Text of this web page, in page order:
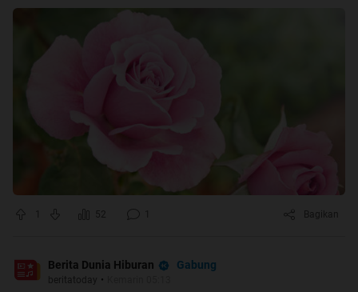
52 Bagikan
Berita Dunia Hiburan Gabung
beritatoday •